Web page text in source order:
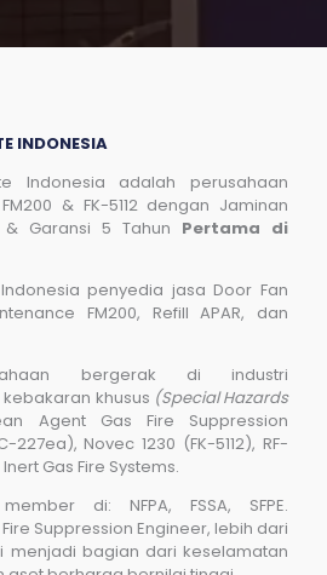
INDONESIA
Indonesia adalah perusahaan
& FK-5112 dengan Jaminan
& Garansi 5 Tahun Pertama di
penyedia jasa Door Fan
FM200, Refill APAR, dan
bergerak di industri
khusus (Special Hazards
Agent Gas Fire Suppression
227ea), Novec 1230 (FK-5112), RF-
Gas Fire Systems.
di: NFPA, FSSA, SFPE.
Suppression Engineer, lebih dari
menjadi bagian dari keselamatan